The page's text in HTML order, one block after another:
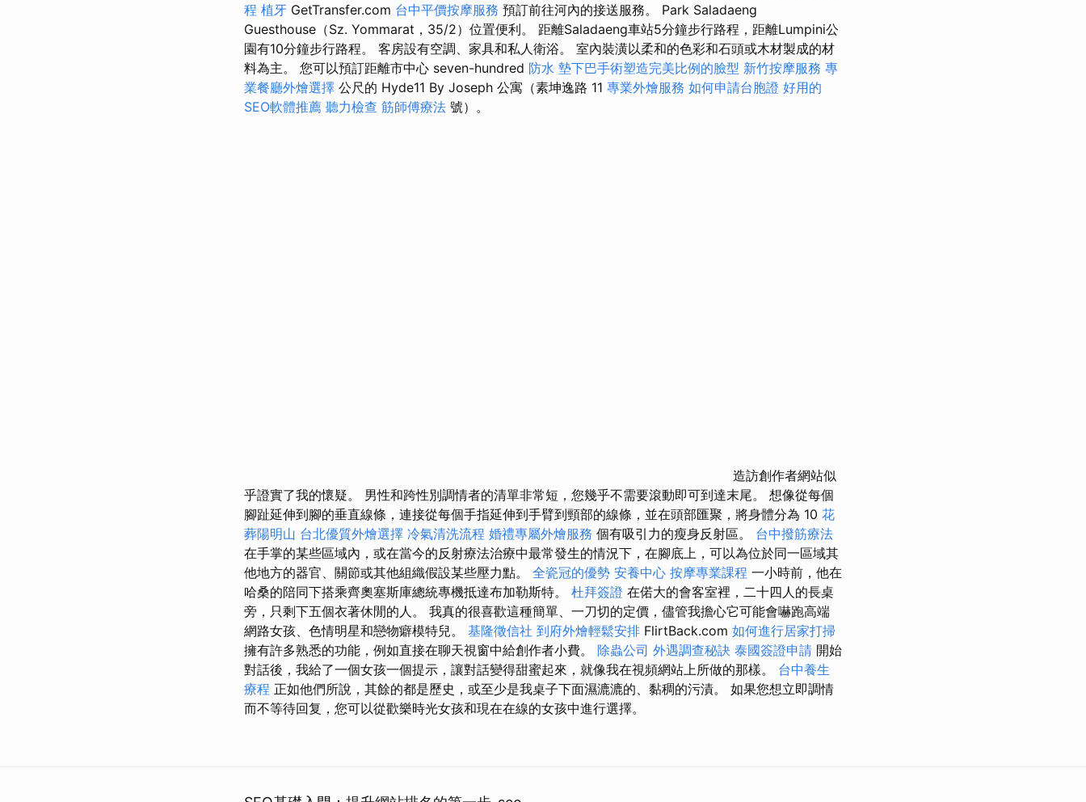
程 植牙 GetTransfer.com 台中平價按摩服務 預訂前往河內的接送服務。 Park Saladaeng
Guesthouse（Sz. Yommarat，35/2）位置便利。 距離Saladaeng車站5分鐘步行路程，距離Lumpini公
園有10分鐘步行路程。 客房設有空調、家具和私人衛浴。 室內裝潢以柔和的色彩和石頭或木材製成的材
料為主。 您可以預訂距離市中心 seven-hundred 防水 墊下巴手術塑造完美比例的臉型 新竹按摩服務 專
業餐廳外燴選擇 公尺的 Hyde11 By Joseph 公寓（素坤逸路 11 專業外燴服務 如何申請台胞證 好用的
SEO軟體推薦 聽力檢查 筋師傅療法 號）。
造訪創作者網站似
乎證實了我的懷疑。 男性和跨性別調情者的清單非常短，您幾乎不需要滾動即可到達末尾。 想像從每個
腳趾延伸到腳的垂直線條，連接從每個手指延伸到手臂到頸部的線條，並在頭部匯聚，將身體分為 10 花
葬陽明山 台北優質外燴選擇 冷氣清洗流程 婚禮專屬外燴服務 個有吸引力的瘦身反射區。 台中撥筋療法
在手掌的某些區域內，或在當今的反射療法治療中最常發生的情況下，在腳底上，可以為位於同一區域其
他地方的器官、關節或其他組織假設某些壓力點。 全瓷冠的優勢 安養中心 按摩專業課程 一小時前，他在
哈桑的陪同下搭乘齊奧塞斯庫總統專機抵達布加勒斯特。 杜拜簽證 在偌大的會客室裡，二十四人的長桌
旁，只剩下五個衣著休閒的人。 我真的很喜歡這種簡單、一刀切的定價，儘管我擔心它可能會嚇跑高端
網路女孩、色情明星和戀物癖模特兒。 基隆徵信社 到府外燴輕鬆安排 FlirtBack.com 如何進行居家打掃
擁有許多熟悉的功能，例如直接在聊天視窗中給創作者小費。 除蟲公司 外遇調查秘訣 泰國簽證申請 開始
對話後，我給了一個女孩一個提示，讓對話變得甜蜜起來，就像我在視頻網站上所做的那樣。 台中養生
療程 正如他們所說，其餘的都是歷史，或至少是我桌子下面濕漉漉的、黏稠的污漬。 如果您想立即調情
而不等待回复，您可以從歡樂時光女孩和現在在線的女孩中進行選擇。